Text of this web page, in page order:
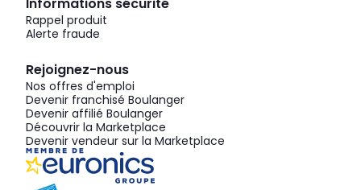
Rappel produit
Alerte fraude
Rejoignez-nous
Nos offres d'emploi
Devenir franchisé Boulanger
Devenir affilié Boulanger
Découvrir la Marketplace
Devenir vendeur sur la Marketplace